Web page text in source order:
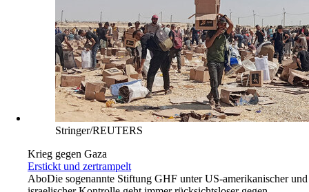
Stringer/REUTERS
Krieg gegen Gaza
Erstickt und zertrampelt
AboDie sogenannte Stiftung GHF unter US-amerikanischer und